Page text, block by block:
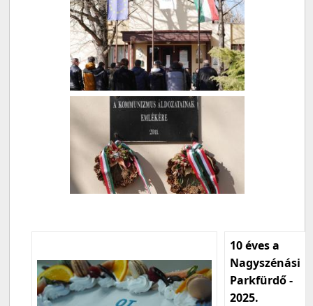
10 éves a
Nagyszénási
Parkfürdő -
2025.